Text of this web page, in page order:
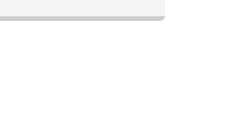
Médecine